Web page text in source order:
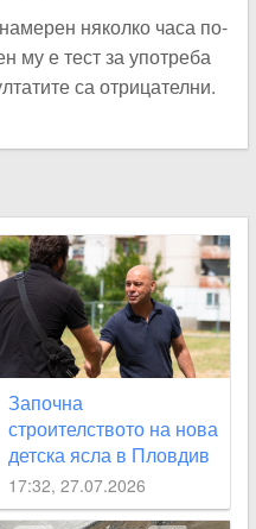
няколко часа по-
му е тест за употреба
са отрицателни.
Започна
строителството на нова
детска ясла в Пловдив
17:32, 27.07.2026